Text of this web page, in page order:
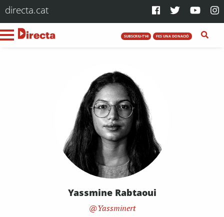
directa.cat
SUBSCRIU-T'HI FES UNA DONACIÓ
Yassmine Rabtaoui
Yassminert